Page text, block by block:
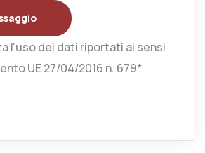
l’uso dei dati riportati ai sensi
UE 27/04/2016 n. 679*